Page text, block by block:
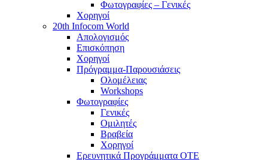
Φωτογραφίες – Γενικές
Χορηγοί
20th Infocom World
Απολογισμός
Επισκόπηση
Χορηγοί
Πρόγραμμα-Παρουσιάσεις
Ολομέλειας
Workshops
Φωτογραφίες
Γενικές
Ομιλητές
Βραβεία
Χορηγοί
Ερευνητικά Προγράμματα ΟΤΕ